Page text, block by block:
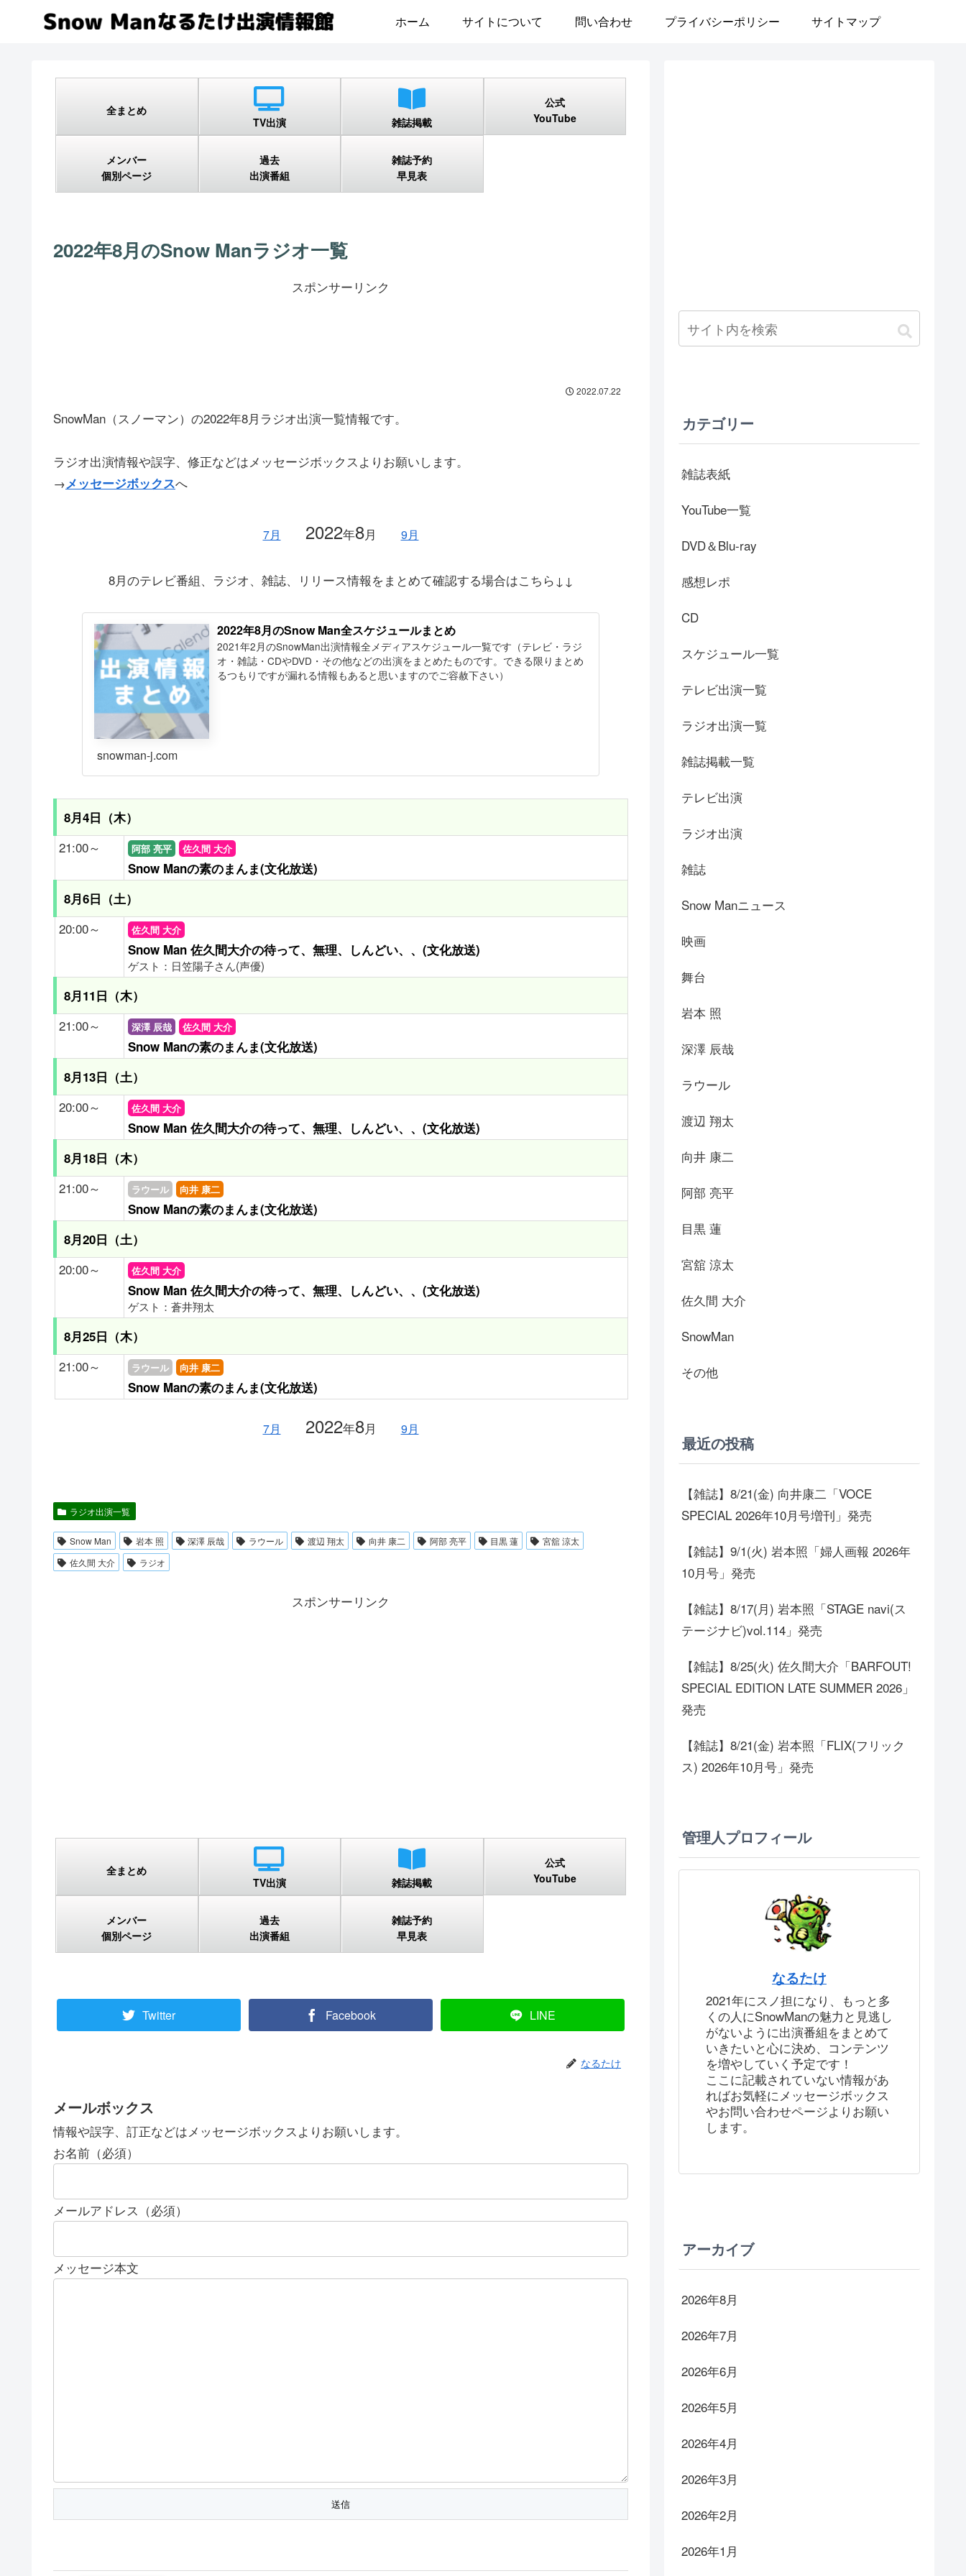
ホーム サイトについて 問い合わせ プライバシーポリシー サイトマップ
全まとめ
TV出演
雑誌掲載
公式
YouTube
メンバー
個別ページ
過去
出演番組
雑誌予約
早見表
2022年8月のSnow Manラジオ一覧
スポンサーリンク
2022.07.22
SnowMan（スノーマン）の2022年8月ラジオ出演一覧情報です。
ラジオ出演情報や誤字、修正などはメッセージボックスよりお願いします。
→メッセージボックスへ
7月 2022年8月 9月
8月のテレビ番組、ラジオ、雑誌、リリース情報をまとめて確認する場合はこちら↓↓
2022年8月のSnow Man全スケジュールまとめ
2021年2月のSnowMan出演情報全メディアスケジュール一覧です（テレビ・ラジ
オ・雑誌・CDやDVD・その他などの出演をまとめたものです。できる限りまとめ
るつもりですが漏れる情報もあると思いますのでご容赦下さい）
snowman-j.com
8月4日（木）
21:00～ 阿部 亮平 佐久間 大介
Snow Manの素のまんま(文化放送)
8月6日（土）
20:00～ 佐久間 大介
Snow Man 佐久間大介の待って、無理、しんどい、、(文化放送)
ゲスト：日笠陽子さん(声優)
8月11日（木）
21:00～ 深澤 辰哉 佐久間 大介
Snow Manの素のまんま(文化放送)
8月13日（土）
20:00～ 佐久間 大介
Snow Man 佐久間大介の待って、無理、しんどい、、(文化放送)
8月18日（木）
21:00～ ラウール 向井 康二
Snow Manの素のまんま(文化放送)
8月20日（土）
20:00～ 佐久間 大介
Snow Man 佐久間大介の待って、無理、しんどい、、(文化放送)
ゲスト：蒼井翔太
8月25日（木）
21:00～ ラウール 向井 康二
Snow Manの素のまんま(文化放送)
7月 2022年8月 9月
ラジオ出演一覧
Snow Man 岩本 照 深澤 辰哉 ラウール 渡辺 翔太 向井 康二 阿部 亮平 目黒 蓮
宮舘 涼太
佐久間 大介
ラジオ
スポンサーリンク
全まとめ
TV出演
雑誌掲載
公式
YouTube
メンバー
個別ページ
過去
出演番組
雑誌予約
早見表
Twitter Facebook LINE
なるたけ
メールボックス
情報や誤字、訂正などはメッセージボックスよりお願いします。
お名前（必須）
メールアドレス（必須）
メッセージ本文
カテゴリー
雑誌表紙
YouTube一覧
DVD＆Blu-ray
感想レポ
CD
スケジュール一覧
テレビ出演一覧
ラジオ出演一覧
雑誌掲載一覧
テレビ出演
ラジオ出演
雑誌
Snow Manニュース
映画
舞台
岩本 照
深澤 辰哉
ラウール
渡辺 翔太
向井 康二
阿部 亮平
目黒 蓮
宮舘 涼太
佐久間 大介
SnowMan
その他
最近の投稿
【雑誌】8/21(金) 向井康二「VOCE
SPECIAL 2026年10月号増刊」発売
【雑誌】9/1(火) 岩本照「婦人画報 2026年
10月号」発売
【雑誌】8/17(月) 岩本照「STAGE navi(ス
テージナビ)vol.114」発売
【雑誌】8/25(火) 佐久間大介「BARFOUT!
SPECIAL EDITION LATE SUMMER 2026」
発売
【雑誌】8/21(金) 岩本照「FLIX(フリック
ス) 2026年10月号」発売
管理人プロフィール
なるたけ
2021年にスノ担になり、もっと多
くの人にSnowManの魅力と見逃し
がないように出演番組をまとめて
いきたいと心に決め、コンテンツ
を増やしていく予定です！
ここに記載されていない情報があ
ればお気軽にメッセージボックス
やお問い合わせページよりお願い
します。
アーカイブ
2026年8月
2026年7月
2026年6月
2026年5月
2026年4月
2026年3月
2026年2月
2026年1月